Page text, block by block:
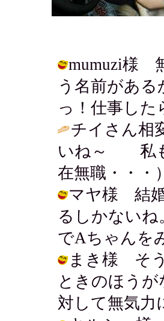
mumuzi様
う名前があ
っ！仕事した
チイさん相
いね～ 私も
在無職・・・
マヤ様 結婚
るしかないね
でAちゃんを
まき様 そう
ときのほう
対して無気力